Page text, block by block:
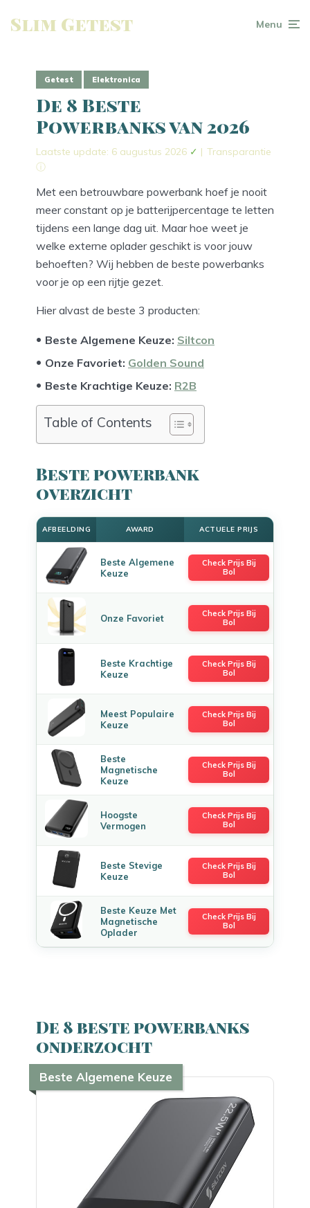
Slim Getest Menu
Getest Elektronica
De 8 Beste
Powerbanks van 2026
Laatste update: 6 augustus 2026 ✓ | Transparantie
ⓘ
Met een betrouwbare powerbank hoef je nooit
meer constant op je batterijpercentage te letten
tijdens een lange dag uit. Maar hoe weet je
welke externe oplader geschikt is voor jouw
behoeften? Wij hebben de beste powerbanks
voor je op een rijtje gezet.
Hier alvast de beste 3 producten:
Beste Algemene Keuze: Siltcon
Onze Favoriet: Golden Sound
Beste Krachtige Keuze: R2B
Table of Contents
Beste powerbank
overzicht
AFBEELDING AWARD ACTUELE PRIJS
Beste Algemene
Keuze
Check Prijs Bij
Bol
Onze Favoriet
Check Prijs Bij
Bol
Beste Krachtige
Keuze
Check Prijs Bij
Bol
Meest Populaire
Keuze
Check Prijs Bij
Bol
Beste
Magnetische
Keuze
Check Prijs Bij
Bol
Hoogste
Vermogen
Check Prijs Bij
Bol
Beste Stevige
Keuze
Check Prijs Bij
Bol
Beste Keuze Met
Magnetische
Oplader
Check Prijs Bij
Bol
De 8 beste powerbanks
onderzocht
Beste Algemene Keuze